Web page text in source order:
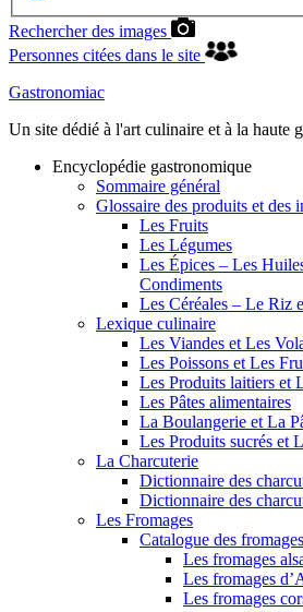
Rechercher des images
Personnes citées dans le site
Gastronomiac
Un site dédié à l'art culinaire et à la haute
Encyclopédie gastronomique
Sommaire général
Glossaire des produits et des
Les Fruits
Les Légumes
Les Épices – Les
Condiments
Les Céréales – Le Riz
Lexique culinaire
Les Viandes et Les
Les Poissons et Les
Les Produits laitiers et
Les Pâtes alimentaires
La Boulangerie et La
Les Produits sucrés et
La Charcuterie
Dictionnaire des
Dictionnaire des
Les Fromages
Catalogue des
Les fromages
Les fromages
Les fromages